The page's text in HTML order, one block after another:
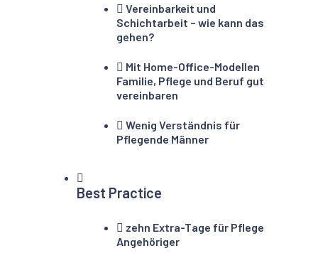
Vereinbarkeit und
Schichtarbeit – wie kann das
gehen?
Mit Home-Office-Modellen
Familie, Pflege und Beruf gut
vereinbaren
Wenig Verständnis für
Pflegende Männer
Best Practice
zehn Extra-Tage für Pflege
Angehöriger